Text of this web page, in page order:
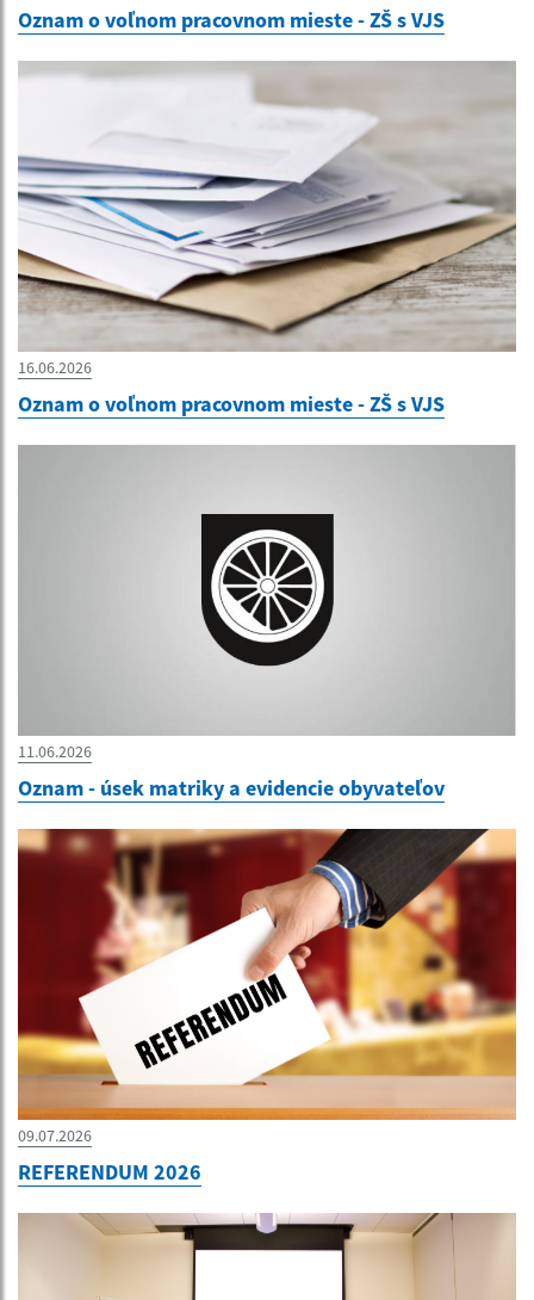
Oznam o voľnom pracovnom mieste - ZŠ s VJS
16.06.2026
Oznam o voľnom pracovnom mieste - ZŠ s VJS
11.06.2026
Oznam - úsek matriky a evidencie obyvateľov
09.07.2026
REFERENDUM 2026